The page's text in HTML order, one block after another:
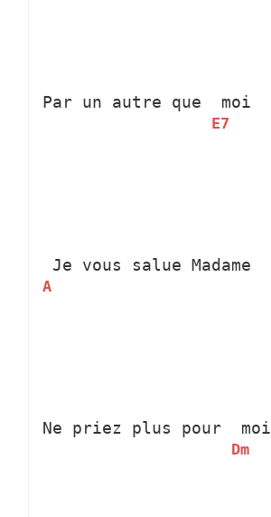
Par un autre que
E7
moi
A
Je vous salue Madame
Ne priez plus pour
Dm
moi